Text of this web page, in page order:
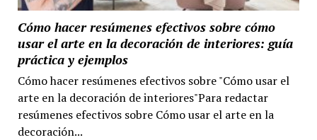
Cómo hacer resúmenes efectivos sobre cómo
usar el arte en la decoración de interiores: guía
práctica y ejemplos
Cómo hacer resúmenes efectivos sobre "Cómo usar el
arte en la decoración de interiores"Para redactar
resúmenes efectivos sobre Cómo usar el arte en la
decoración...